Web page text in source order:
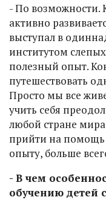
- По возможности.
активно
выступал в
институтом
полезный опыт.
путешествовать
Просто мы все
учить себя
любой стране
прийти на помощь
опыту, больше
- В чем
обучению детей